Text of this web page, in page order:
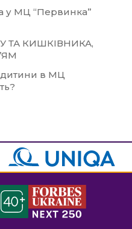
у МЦ “Первинка”
ТА КИШКІВНИКА,
в МЦ